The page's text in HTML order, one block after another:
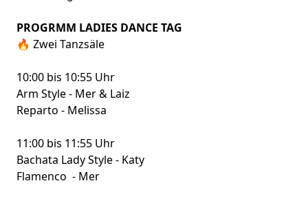
PROGRMM LADIES DANCE TAG
🔥 Zwei Tanzsäle
10:00 bis 10:55 Uhr
Arm Style - Mer & Laiz
Reparto - Melissa
11:00 bis 11:55 Uhr
Bachata Lady Style - Katy
Flamenco - Mer